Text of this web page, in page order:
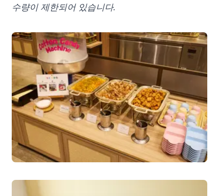
수량이 제한되어 있습니다.